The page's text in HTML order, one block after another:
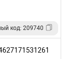
код: 209740